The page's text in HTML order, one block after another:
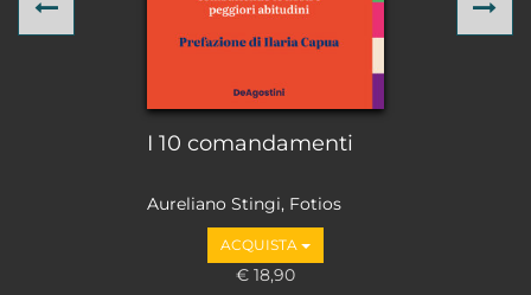
I 10 comandamenti
Aureliano Stingi, Fotios
Loupakis
ACQUISTA
€ 18,90
Previous